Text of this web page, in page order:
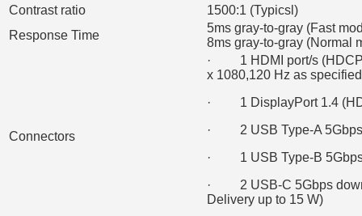
Contrast ratio
1500:1 (Typicsl)
Response Time
5ms gray-to-gray (Fast
8ms gray-to-gray (Normal
Connectors
· 1 HDMI port/s (HDCP
x 1080,120 Hz as
· 1 DisplayPort 1.4
· 2 USB Type-A 5Gbps
· 1 USB Type-B 5Gbps
· 2 USB-C 5Gbps
Delivery up to 15 W)